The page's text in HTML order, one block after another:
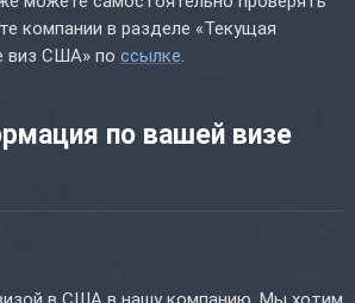
компании в разделе «Текущая
виз США» по ссылке.
по вашей визе